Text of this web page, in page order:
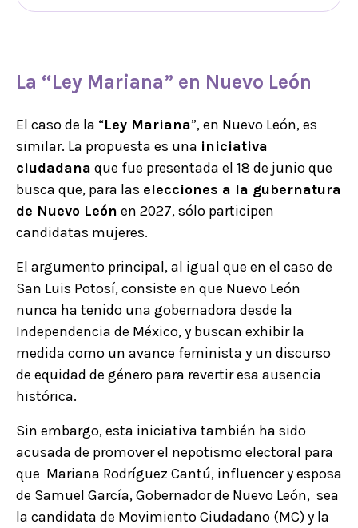
La “Ley Mariana” en Nuevo León
El caso de la “Ley Mariana”, en Nuevo León, es
similar. La propuesta es una iniciativa
ciudadana que fue presentada el 18 de junio que
busca que, para las elecciones a la gubernatura
de Nuevo León en 2027, sólo participen
candidatas mujeres.
El argumento principal, al igual que en el caso de
San Luis Potosí, consiste en que Nuevo León
nunca ha tenido una gobernadora desde la
Independencia de México, y buscan exhibir la
medida como un avance feminista y un discurso
de equidad de género para revertir esa ausencia
histórica.
Sin embargo, esta iniciativa también ha sido
acusada de promover el nepotismo electoral para
que Mariana Rodríguez Cantú, influencer y esposa
de Samuel García, Gobernador de Nuevo León, sea
la candidata de Movimiento Ciudadano (MC) y la